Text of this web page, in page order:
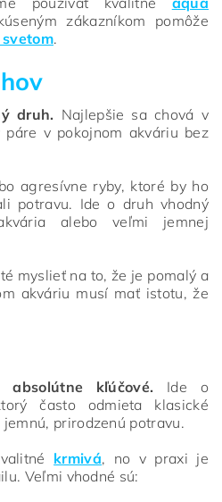
zákazníkom pomôže
.
druh. Najlepšie sa chová v
v pokojnom akváriu bez
agresívne ryby, ktoré by ho
potravu. Ide o druh vhodný
alebo veľmi jemnej
myslieť na to, že je pomalý a
akváriu musí mať istotu, že
kľúčové. Ide o
často odmieta klasické
prirodzenú potravu.
krmivá, no v praxi je
Veľmi vhodné sú: